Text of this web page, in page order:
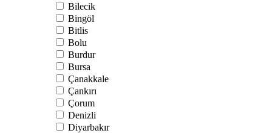
Bilecik
Bingöl
Bitlis
Bolu
Burdur
Bursa
Çanakkale
Çankırı
Çorum
Denizli
Diyarbakır